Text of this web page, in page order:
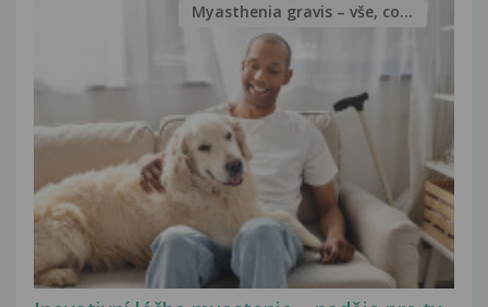
Myasthenia gravis – vše, co...